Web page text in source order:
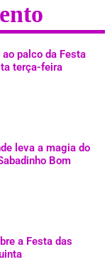
palco da Festa
terça-feira
leva a magia do
Bom
a Festa das